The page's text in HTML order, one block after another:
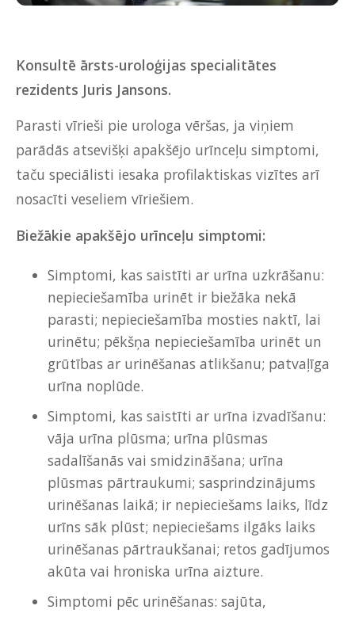
Konsultē ārsts-uroloģijas specialitātes
rezidents Juris Jansons.
Parasti vīrieši pie urologa vēršas, ja viņiem
parādās atsevišķi apakšējo urīnceļu simptomi,
taču speciālisti iesaka profilaktiskas vizītes arī
nosacīti veseliem vīriešiem.
Biežākie apakšējo urīnceļu simptomi:
Simptomi, kas saistīti ar urīna uzkrāšanu:
nepieciešamība urinēt ir biežāka nekā
parasti; nepieciešamība mosties naktī, lai
urinētu; pēkšņa nepieciešamība urinēt un
grūtības ar urinēšanas atlikšanu; patvaļīga
urīna noplūde.
Simptomi, kas saistīti ar urīna izvadīšanu:
vāja urīna plūsma; urīna plūsmas
sadalīšanās vai smidzināšana; urīna
plūsmas pārtraukumi; sasprindzinājums
urinēšanas laikā; ir nepieciešams laiks, līdz
urīns sāk plūst; nepieciešams ilgāks laiks
urinēšanas pārtraukšanai; retos gadījumos
akūta vai hroniska urīna aizture.
Simptomi pēc urinēšanas: sajūta,